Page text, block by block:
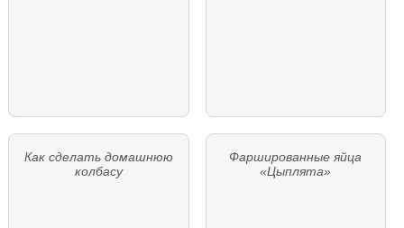
Как сделать домашнюю
колбасу
Фаршированные яйца
«Цыплята»